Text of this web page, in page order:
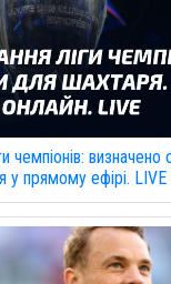
чемпіонів: визначено
у прямому ефірі. LIVE